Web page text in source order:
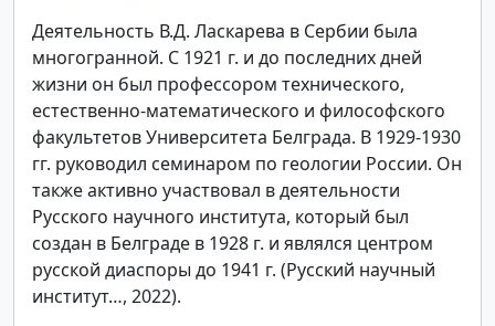
Деятельность В.Д. Ласкарева в Сербии была
многогранной. С 1921 г. и до последних дней
жизни он был профессором технического,
естественно-математического и философского
факультетов Университета Белграда. В 1929-1930
гг. руководил семинаром по геологии России. Он
также активно участвовал в деятельности
Русского научного института, который был
создан в Белграде в 1928 г. и являлся центром
русской диаспоры до 1941 г. (Русский научный
институт…, 2022).